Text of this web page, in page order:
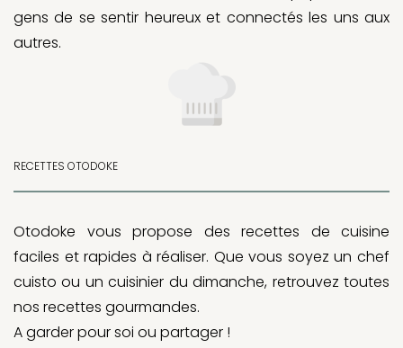
gens de se sentir heureux et connectés les uns aux
autres.
RECETTES OTODOKE
Otodoke vous propose des recettes de cuisine
faciles et rapides à réaliser. Que vous soyez un chef
cuisto ou un cuisinier du dimanche, retrouvez toutes
nos recettes gourmandes.
A garder pour soi ou partager !